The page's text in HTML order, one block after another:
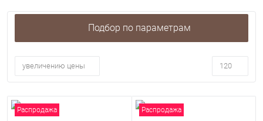
Подбор по параметрам
увеличению цены 120
Распродажа Распродажа